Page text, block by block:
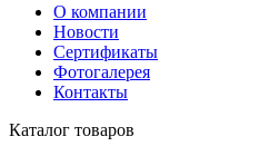
О компании
Новости
Сертификаты
Фотогалерея
Контакты
Каталог товаров